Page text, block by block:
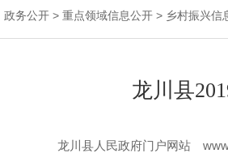
政务公开 > 重点领域信息公开 > 乡村振兴信
龙川县
龙川县人民政府门户网站